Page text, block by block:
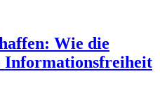
Wie die
Informationsfreiheit